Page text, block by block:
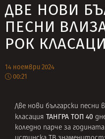
ДВЕ НОВИ
ПЕСНИ
РОК
14 ноември 2024
00:21
Две нови български
класация ТАНГРА ТОП 40
коледно парче за